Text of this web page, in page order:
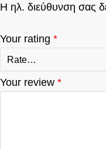
Η ηλ. διεύθυνση σας
Your rating *
Your review *